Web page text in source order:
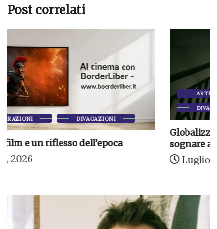
Post correlati
ARTICOLI DI MARTINO CIANO
DIVAGAZIONI
Globalizzazione e sovranismo: lasciateci
sognare ancora un...
Luglio 20, 2026